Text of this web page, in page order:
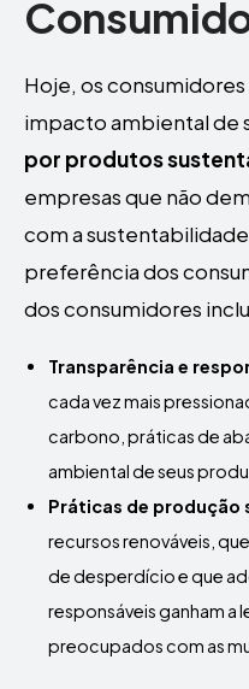
Hoje, os
impacto ambiental de
por produtos
empresas que não
com a
preferência dos
dos consumidores
Transparência e
cada vez mais
carbono, práticas de
ambiental de seus
Práticas de produção
recursos renováveis,
de desperdício e que
responsáveis ganham a
preocupados com as